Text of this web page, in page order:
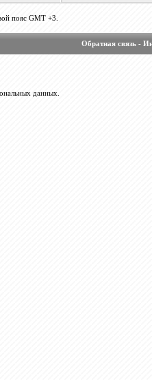
пояс GMT +3.
Обратная связь-
данных.